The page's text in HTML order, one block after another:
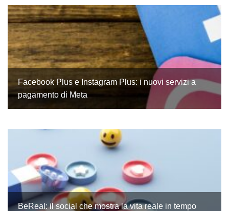
Facebook Plus e Instagram Plus: i nuovi servizi a
pagamento di Meta
BeReal: il social che mostra la vita reale in tempo